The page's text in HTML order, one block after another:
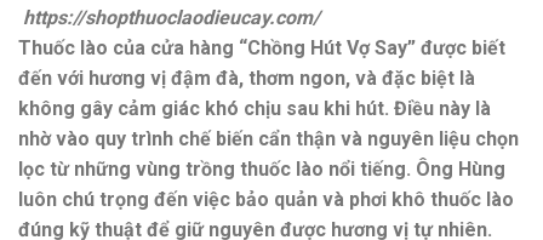
https://shopthuoclaodieucay.com/
Thuốc lào của cửa hàng “Chồng Hút Vợ Say” được biết
đến với hương vị đậm đà, thơm ngon, và đặc biệt là
không gây cảm giác khó chịu sau khi hút. Điều này là
nhờ vào quy trình chế biến cẩn thận và nguyên liệu chọn
lọc từ những vùng trồng thuốc lào nổi tiếng. Ông Hùng
luôn chú trọng đến việc bảo quản và phơi khô thuốc lào
đúng kỹ thuật để giữ nguyên được hương vị tự nhiên.